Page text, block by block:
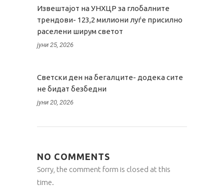
Извештајот на УНХЦР за глобалните
трендови- 123,2 милиони луѓе присилно
раселени ширум светот
јуни 25, 2026
Светски ден на бегалците- додека сите
не бидат безбедни
јуни 20, 2026
NO COMMENTS
Sorry, the comment form is closed at this
time.